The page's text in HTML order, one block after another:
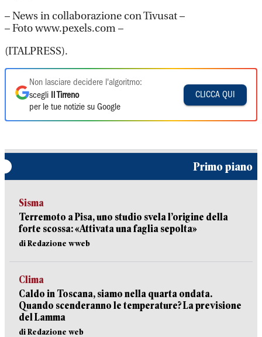
– News in collaborazione con Tivusat –
– Foto www.pexels.com –
(ITALPRESS).
Non lasciare decidere l'algoritmo:
scegli
Il Tirreno
per le tue notizie su Google
CLICCA QUI
Primo piano
Sisma
Terremoto a Pisa, uno studio svela l’origine della
forte scossa: «Attivata una faglia sepolta»
di Redazione wweb
Clima
Caldo in Toscana, siamo nella quarta ondata.
Quando scenderanno le temperature? La previsione
del Lamma
di Redazione web